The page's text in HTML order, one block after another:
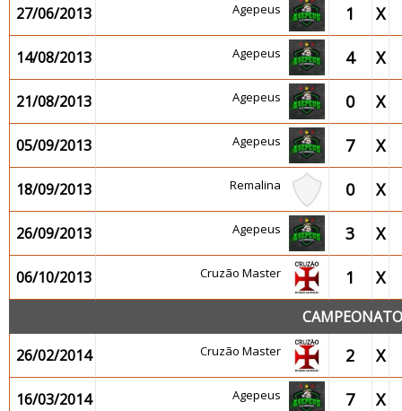
27/06/2013 Agepeus 1 X
14/08/2013 Agepeus 4 X
21/08/2013 Agepeus 0 X
05/09/2013 Agepeus 7 X
18/09/2013 Remalina 0 X
26/09/2013 Agepeus 3 X
06/10/2013 Cruzão Master 1 X
26/02/2014
Cruzão Master 2 X
16/03/2014 Agepeus 7 X